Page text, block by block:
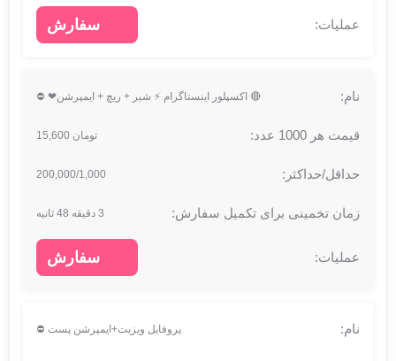
سفارش
🔴 اکسپلور اینستاگرام ⚡️ شیر + ریچ + ایمپرشن❤ ⛔
تومان 15,600
200,000/1,000
3 دقیقه 48 ثانیه
سفارش
پروفایل ویزیت+ایمپرشن پست ⛔